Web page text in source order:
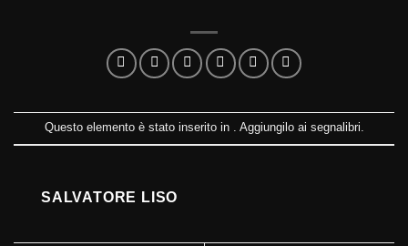
Questo elemento è stato inserito in . Aggiungilo ai segnalibri.
SALVATORE LISO